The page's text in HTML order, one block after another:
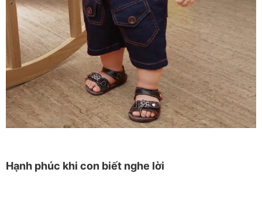
Hạnh phúc khi con biết nghe lời